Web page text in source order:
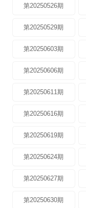
第20250526期
第20250529期
第20250603期
第20250606期
第20250611期
第20250616期
第20250619期
第20250624期
第20250627期
第20250630期